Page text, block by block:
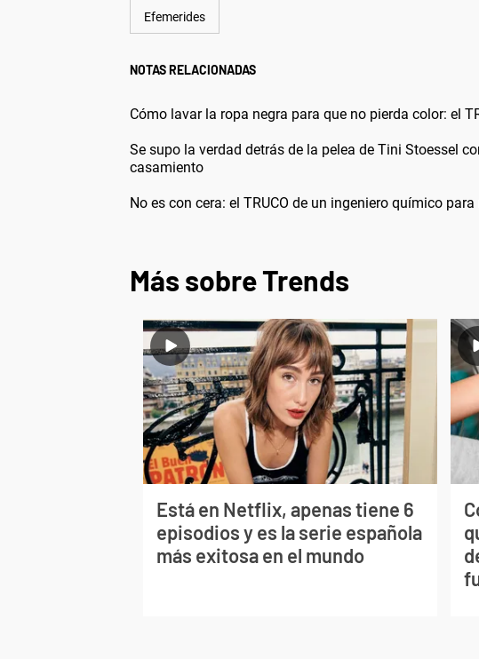
Efemerides
NOTAS RELACIONADAS
Cómo lavar la ropa negra para que no pierda color: el
Se supo la verdad detrás de la pelea de Tini Stoessel
casamiento
No es con cera: el TRUCO de un ingeniero químico
Más sobre Trends
Está en Netflix, apenas tiene 6
episodios y es la serie española
más exitosa en el mundo